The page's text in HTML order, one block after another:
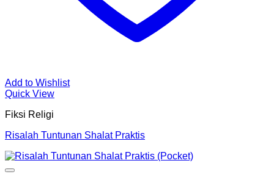
Add to Wishlist
Quick View
Fiksi Religi
Risalah Tuntunan Shalat Praktis